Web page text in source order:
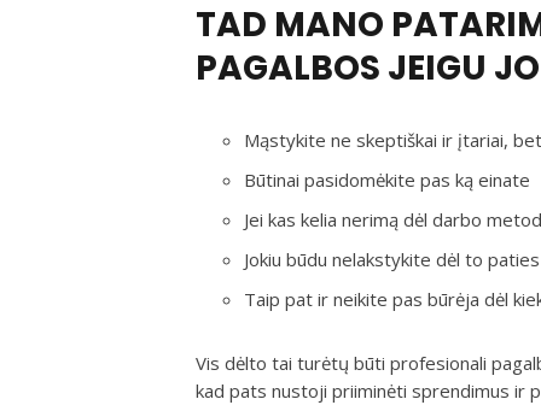
TAD MANO
PAGALBOS JEIGU
Mąstykite ne skeptiškai ir įtariai,
Būtinai pasidomėkite pas ką einate
Jei kas kelia nerimą dėl darbo
Jokiu būdu nelakstykite dėl to
Taip pat ir neikite pas būrėja dėl
Vis dėlto tai turėtų būti profesionali
kad pats nustoji priiminėti sprendimus ir